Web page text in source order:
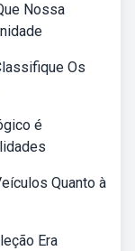
Nossa
Os
é
Quanto à
Era